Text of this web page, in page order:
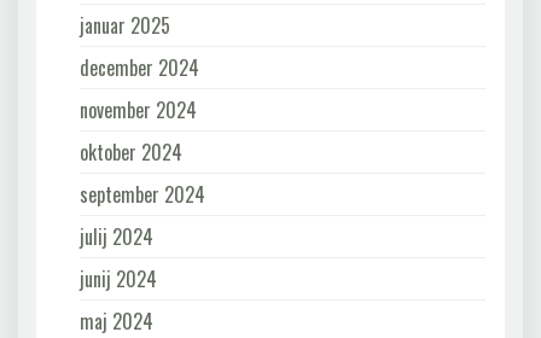
januar 2025
december 2024
november 2024
oktober 2024
september 2024
julij 2024
junij 2024
maj 2024